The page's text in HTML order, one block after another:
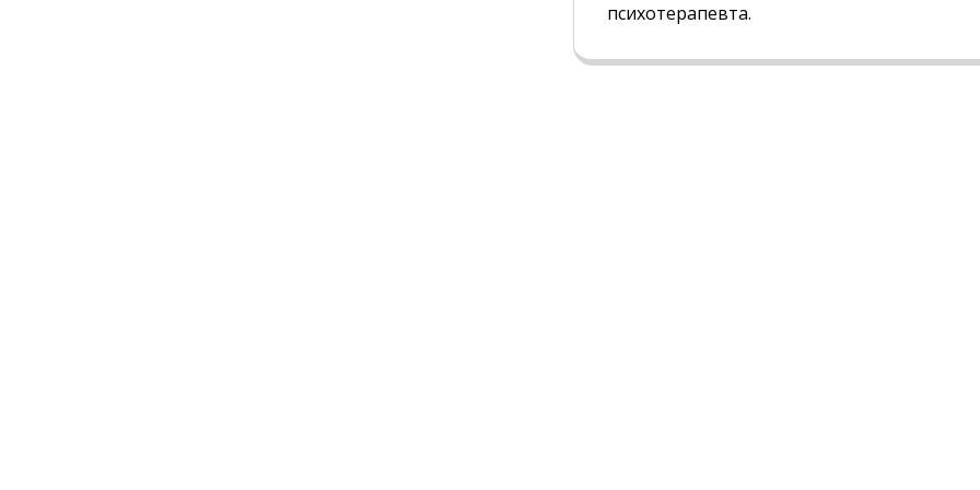
психотерапевта.